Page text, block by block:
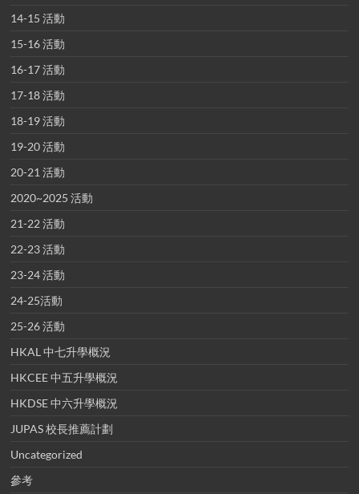
14-15 活動
15-16 活動
16-17 活動
17-18 活動
18-19 活動
19-20 活動
20-21 活動
2020~2025 活動
21-22 活動
22-23 活動
23-24 活動
24-25活動
25-26 活動
HKAL 中七升學概況
HKCEE 中五升學概況
HKDSE 中六升學概況
JUPAS 校長推薦計劃
Uncategorized
參考